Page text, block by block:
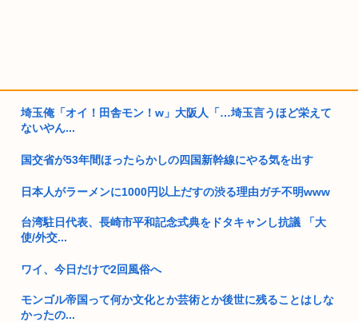
埼玉俺「オイ！田舎モン！w」大阪人「…埼玉言うほど栄えて
ないやん...
国交省が53年間ほったらかしの四国新幹線にやる気を出す
日本人がラーメンに1000円以上だすの渋る理由ガチ不明www
台湾駐日代表、長崎市平和記念式典をドタキャンし抗議 「大
使/外交...
ワイ、今日だけで2回風俗へ
モンゴル帝国って何か文化とか芸術とか後世に残ることはしな
かったの...